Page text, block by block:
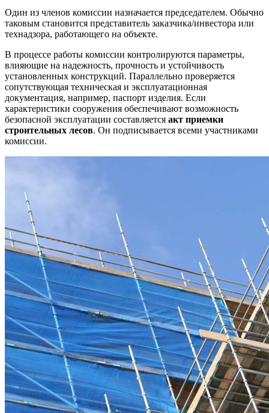
Один из членов комиссии назначается председателем. Обычно
таковым становится представитель заказчика/инвестора или
технадзора, работающего на объекте.
В процессе работы комиссии контролируются параметры,
влияющие на надежность, прочность и устойчивость
установленных конструкций. Параллельно проверяется
сопутствующая техническая и эксплуатационная
документация, например, паспорт изделия. Если
характеристики сооружения обеспечивают возможность
безопасной эксплуатации составляется акт приемки
строительных лесов. Он подписывается всеми участниками
комиссии.